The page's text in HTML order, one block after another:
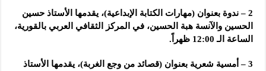
2 – ندوة بعنوان (مهارات الكتابة الإبداعية)، يقدمها الأستاذ حسين
الحسين والآنسة هبة الحسين، في المركز الثقافي العربي بالقورية،
الساعة الـ 12:00 ظهراً.
3 – أمسية شعرية بعنوان (قصائد من وجع الغربة)، يقدمها الأستاذ